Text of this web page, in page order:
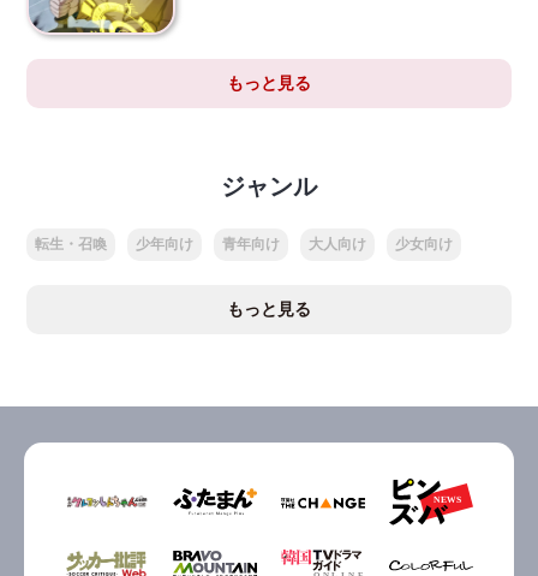
もっと見る
ジャンル
転生・召喚 少年向け 青年向け 大人向け 少女向け
もっと見る